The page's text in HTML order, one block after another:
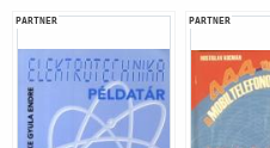
PARTNER PARTNER